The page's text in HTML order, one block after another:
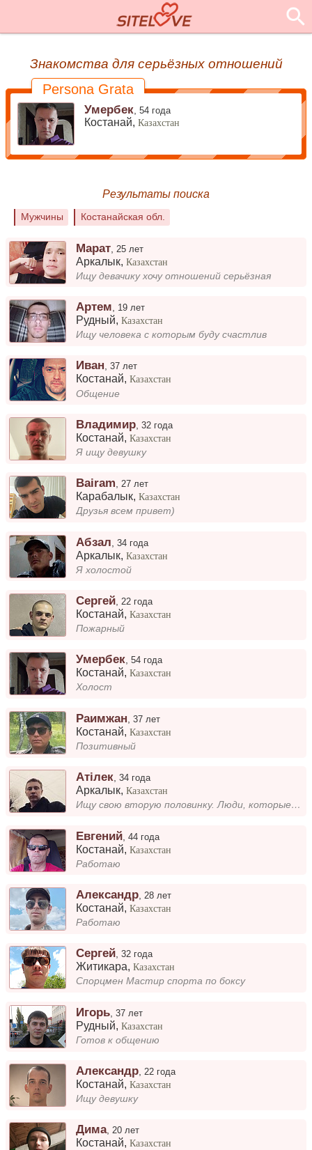
Знакомства для серьёзных отношений
Persona Grata
Умербек ,54 года
Костанай,Казахстан
Результаты поиска
Мужчины Костанайская обл.
Марат 25 лет
Аркалык,Казахстан
Ищу девачику хочу отношений серьёзная
Артем 19 лет
Рудный,Казахстан
Ищу человека с которым буду счастлив
Иван,37 лет
Костанай,Казахстан
Общение
Владимир ,32 года
Костанай,Казахстан
Я ищу девушку
Bairam 27 лет
Карабалык,Казахстан
Друзья всем привет)
Абзал ,34 года
Аркалык,Казахстан
Я холостой
Сергей 22 года
Костанай,Казахстан
Пожарный
Умербек,54 года
Костанай,Казахстан
Холост
Раимжан ,37 лет
Костанай,Казахстан
Позитивный
Атілек ,34 года
Аркалык,Казахстан
Ищу свою вторую половинку. Люди, которые рядом, вдохновляют и поддержка которых важна в любых начинаниях. Обожаю путешес...
Евгений ,44 года
Костанай,Казахстан
Работаю
Александр 28 лет
Костанай,Казахстан
Работаю
Сергей,32 года
Житикара,Казахстан
Спорцмен Мастир спорта по боксу
Игорь ,37 лет
Рудный,Казахстан
Готов к общению
Александр 22 года
Костанай,Казахстан
Ищу девушку
Дима,20 лет
Костанай,Казахстан